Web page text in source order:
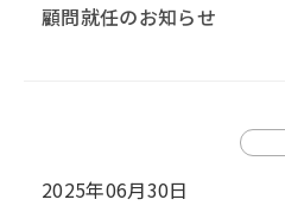
顧問就任のお知らせ
2025年06月30日